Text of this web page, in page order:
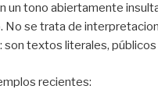
un tono abiertamente
No se trata de
son textos literales,
recientes: